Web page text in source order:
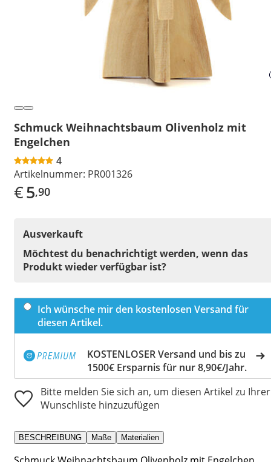
Schmuck Weihnachtsbaum Olivenholz mit
Engelchen
4
Artikelnummer: PR001326
€5,90
Ausverkauft
Möchtest du benachrichtigt werden, wenn das
Produkt wieder verfügbar ist?
Ich wünsche mir den kostenlosen Versand für
diesen Artikel.
KOSTENLOSER Versand und bis zu
1500€ Ersparnis für nur 8,90€/Jahr.
Bitte melden Sie sich an, um diesen Artikel zu Ihrer
Wunschliste hinzuzufügen
BESCHREIBUNG Maße Materialien